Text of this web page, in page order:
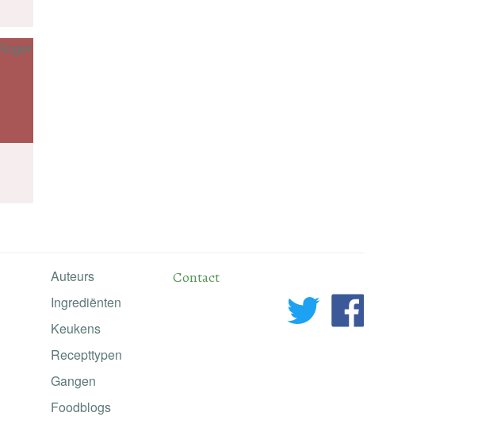
Auteurs
Ingrediënten
Keukens
Recepttypen
Gangen
Foodblogs
Contact